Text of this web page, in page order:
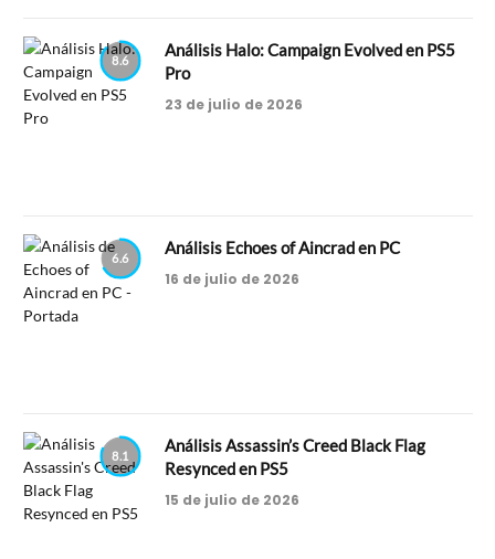
8.6
Análisis Halo: Campaign Evolved en PS5
Pro
23 de julio de 2026
6.6
Análisis Echoes of Aincrad en PC
16 de julio de 2026
8.1
Análisis Assassin’s Creed Black Flag
Resynced en PS5
15 de julio de 2026